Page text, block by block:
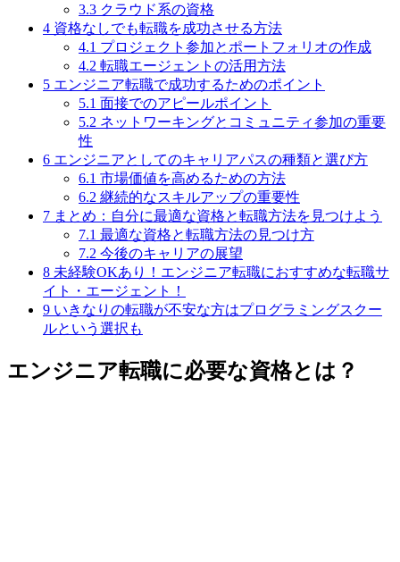
3.3 クラウド系の資格
4 資格なしでも転職を成功させる方法
4.1 プロジェクト参加とポートフォリオの作成
4.2 転職エージェントの活用方法
5 エンジニア転職で成功するためのポイント
5.1 面接でのアピールポイント
5.2 ネットワーキングとコミュニティ参加の重要
性
6 エンジニアとしてのキャリアパスの種類と選び方
6.1 市場価値を高めるための方法
6.2 継続的なスキルアップの重要性
7 まとめ：自分に最適な資格と転職方法を見つけよう
7.1 最適な資格と転職方法の見つけ方
7.2 今後のキャリアの展望
8 未経験OKあり！エンジニア転職におすすめな転職サ
イト・エージェント！
9 いきなりの転職が不安な方はプログラミングスクー
ルという選択も
エンジニア転職に必要な資格とは？